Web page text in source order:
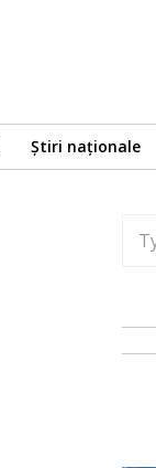
Știri naționale